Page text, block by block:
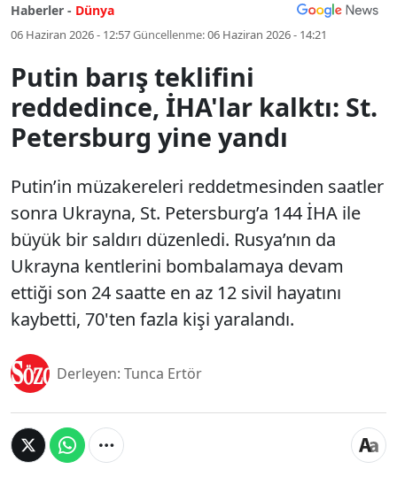
Haberler - Dünya
06 Haziran 2026 - 12:57Güncellenme:06 Haziran 2026 - 14:21
Putin barış teklifini
reddedince, İHA'lar kalktı: St.
Petersburg yine yandı
Putin’in müzakereleri reddetmesinden saatler
sonra Ukrayna, St. Petersburg’a 144 İHA ile
büyük bir saldırı düzenledi. Rusya’nın da
Ukrayna kentlerini bombalamaya devam
ettiği son 24 saatte en az 12 sivil hayatını
kaybetti, 70'ten fazla kişi yaralandı.
Derleyen: Tunca Ertör